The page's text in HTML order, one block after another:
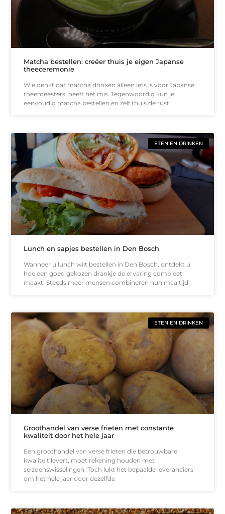
Matcha bestellen: creëer thuis je eigen Japanse
theeceremonie
Wie denkt dat matcha drinken alleen iets is voor Japanse
theemeesters, heeft het mis. Tegenwoordig kun je
eenvoudig matcha bestellen en zelf thuis de rust
ETEN EN DRINKEN
Lunch en sapjes bestellen in Den Bosch
Wanneer u lunch wilt bestellen in Den Bosch, ontdekt u
hoe een goed gekozen drankje de ervaring compleet
maakt. Steeds meer mensen combineren hun maaltijd
ETEN EN DRINKEN
Groothandel van verse frieten met constante
kwaliteit door het hele jaar
Een groothandel van verse frieten die betrouwbare
kwaliteit levert, moet rekening houden met
seizoenswisselingen. Toch lukt het bepaalde leveranciers
om het hele jaar door dezelfde